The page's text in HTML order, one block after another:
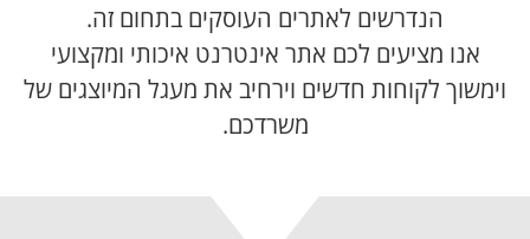
הנדרשים לאתרים העוסקים בתחום זה.
אנו מציעים לכם אתר אינטרנט איכותי ומקצועי
וימשוך לקוחות חדשים וירחיב את מעגל המיוצגים של
משרדכם.